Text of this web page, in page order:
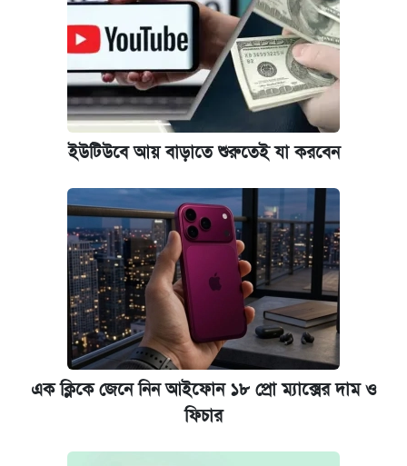
দেশের বাজারে ফের বেড়েছে সোনার দাম
ভাতা-উপবৃত্তির আবেদন শুরু, জেনে নিন পদ্ধতি
ঢাবির সূর্যসেন হলে সমকামিতার অভিযোগে দুইজন
‘গুলশানের চামেলি’ তে যৌনকর্মীর দালাল অ্যাডলফ
আজ শুক্রবার রাজধানীর যেসব মার্কেট-দোকানপাট
কবে শুরু হচ্ছে ঢাবির ভর্তি আবেদন, জানাল কর্তৃপক্ষ
যুক্তরাষ্ট্র থেকে আরও ২৩ বাংলাদেশিকে দেশে
ফেরত পাঠানো হলো
ইউটিউবে আয় বাড়াতে শুরুতেই যা করবেন
এক ক্লিকে জেনে নিন আইফোন ১৮ প্রো ম্যাক্সের দাম ও
ফিচার